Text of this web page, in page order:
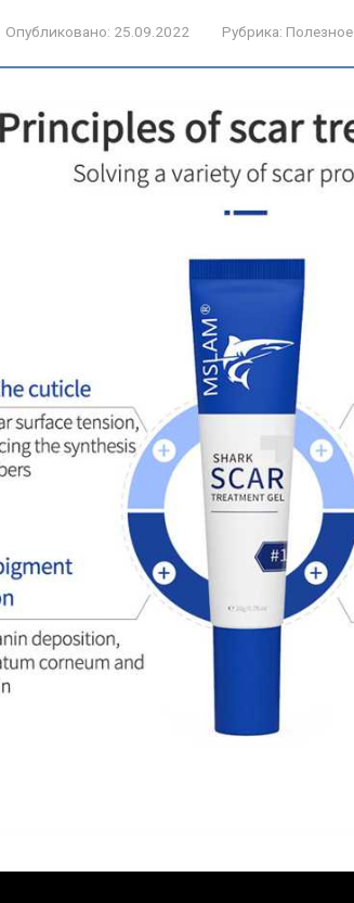
Опубликовано: 25.09.2022 Рубрика: Полезное